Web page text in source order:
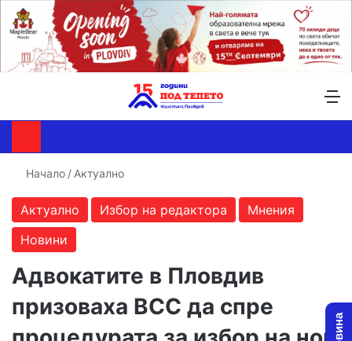
Начало / Актуално
Актуално Избор на редактора
Мнения
Новини
Адвокатите в Пловдив
призоваха ВСС да спре